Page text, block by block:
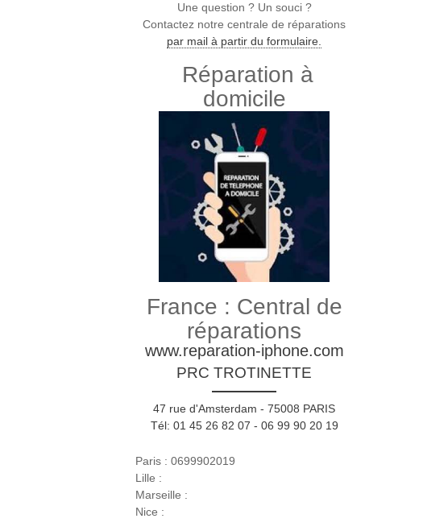
Une question ? Un souci ?
Contactez notre centrale de réparations
par mail à partir du formulaire.
Réparation à
domicile
France : Central de
réparations
www.reparation-iphone.com
PRC TROTINETTE
47 rue d'Amsterdam - 75008 PARIS
Tél: 01 45 26 82 07 - 06 99 90 20 19
Paris : 0699902019
Lille :
Marseille :
Nice :